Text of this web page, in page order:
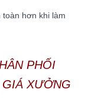
hơn khi làm
PHỐI
GIÁ XƯỞNG